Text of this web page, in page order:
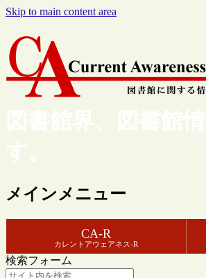
Skip to main content area
図書館界、図書館
す。
メインメニュー
CA-R
カレントアウェアネス-R
検索フォーム